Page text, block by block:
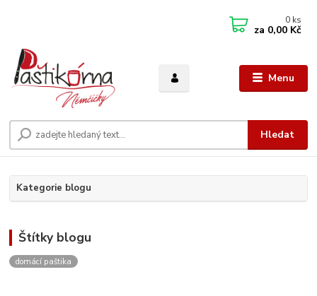
Menu
Hledat
0 ks
za 0,00 Kč
Kategorie blogu
Štítky blogu
domácí paštika